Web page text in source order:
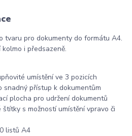
tvaru pro dokumenty do formátu A4.
i předsazeně.
umístění ve 3 pozicích
přístup k dokumentům
plocha pro udržení dokumentů
s možností umístění vpravo či
listů A4